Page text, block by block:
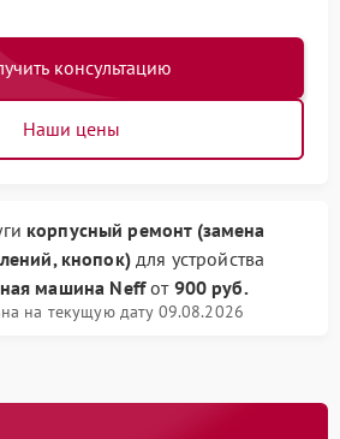
консультацию
Наши цены
корпусный ремонт (замена
кнопок)для устройства
машина Neffот 900 руб.
на текущую дату 09.08.2026